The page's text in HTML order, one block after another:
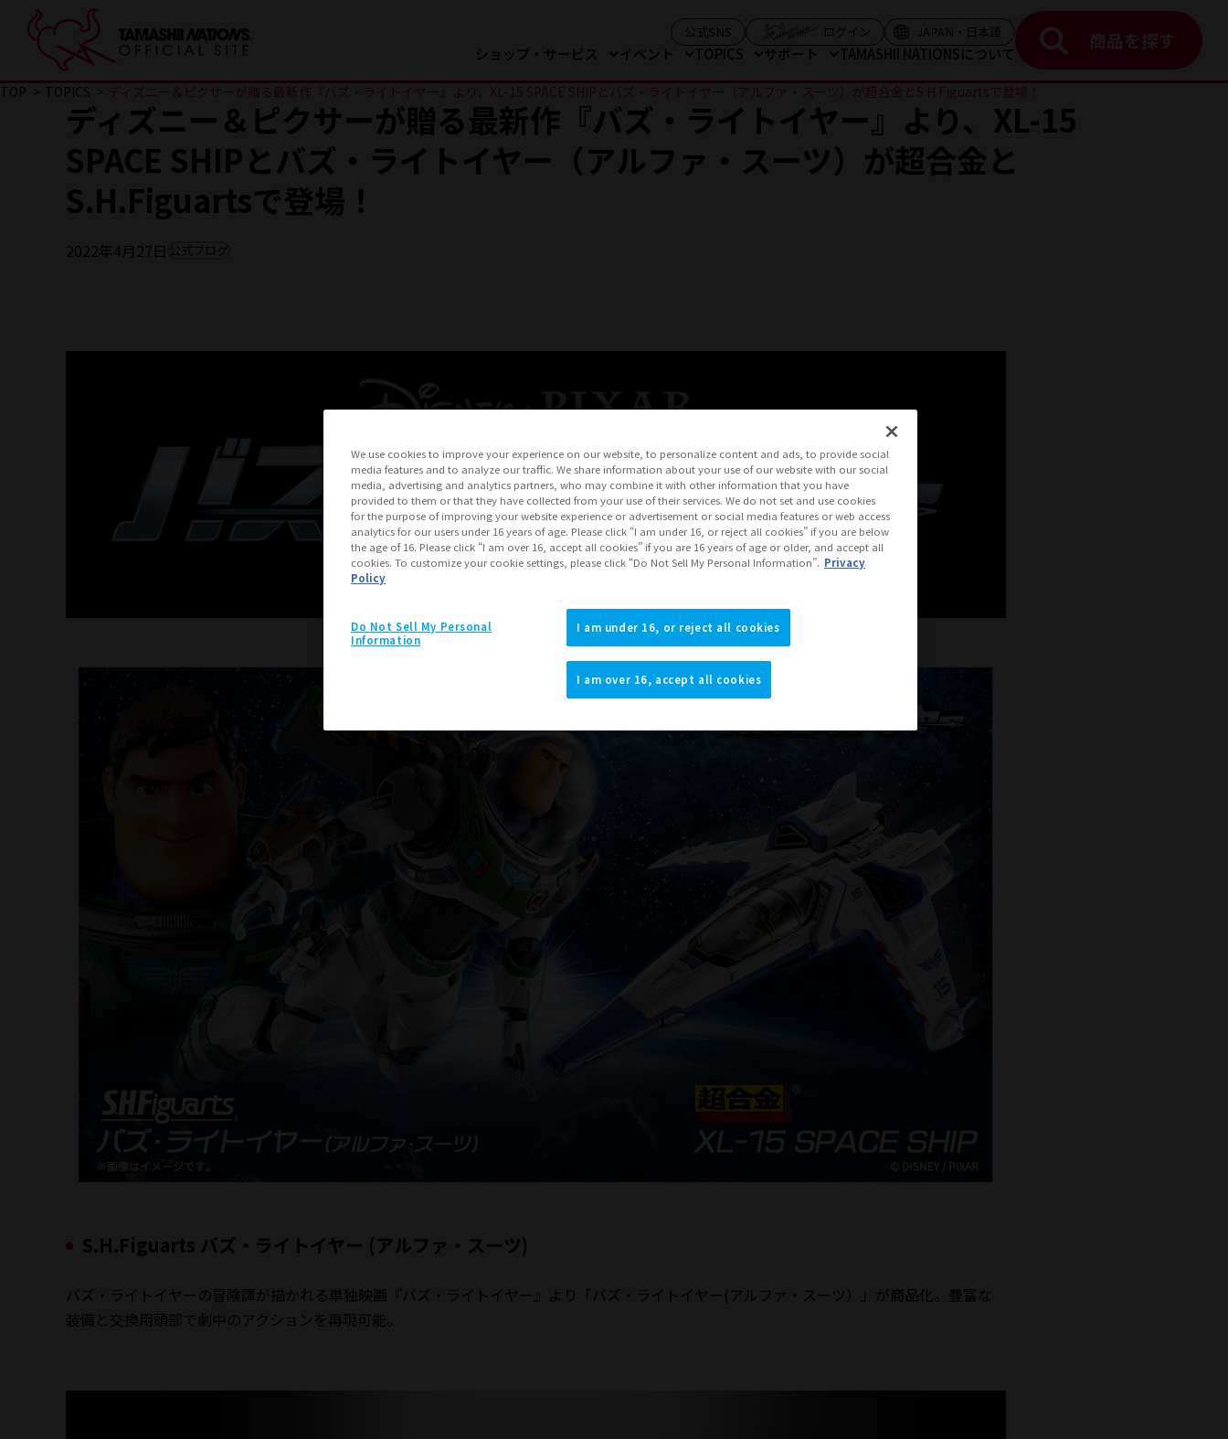
公式SNS （モーダルを開く）ログイン （モーダルを開く）
JAPAN・日本語 （モーダルを開く）
ショップ・サービス イベント TOPICS サポート TAMASHII NATIONSについて
商品を探す
TOP TOPICS ディズニー＆ピクサーが贈る最新作『バズ・ライトイヤー』より、XL-15 SPACE SHIPとバズ・ライトイヤー（アルファ・スーツ）が超合金とS.H.Figuartsで登場！
ディズニー＆ピクサーが贈る最新作『バズ・ライトイヤー』より、XL-15
SPACE SHIPとバズ・ライトイヤー（アルファ・スーツ）が超合金と
S.H.Figuartsで登場！
2022年4月27日 公式ブログ
S.H.Figuarts バズ・ライトイヤー (アルファ・スーツ)
バズ・ライトイヤーの冒険譚が描かれる単独映画『バズ・ライトイヤー』より「バズ・ライトイヤー(アルファ・スーツ）」が商品化。豊富な
装備と交換用頭部で劇中のアクションを再現可能。
We use cookies to improve your experience on our website, to personalize content and ads, to provide social
media features and to analyze our traffic. We share information about your use of our website with our social
media, advertising and analytics partners, who may combine it with other information that you have
provided to them or that they have collected from your use of their services. We do not set and use cookies
for the purpose of improving your website experience or advertisement or social media features or web access
analytics for our users under 16 years of age. Please click “I am under 16, or reject all cookies” if you are below
the age of 16. Please click “I am over 16, accept all cookies” if you are 16 years of age or older, and accept all
cookies. To customize your cookie settings, please click “Do Not Sell My Personal Information”. Privacy
Policy
I am under 16, or reject all cookies
I am over 16, accept all cookies
Do Not Sell My Personal
Information